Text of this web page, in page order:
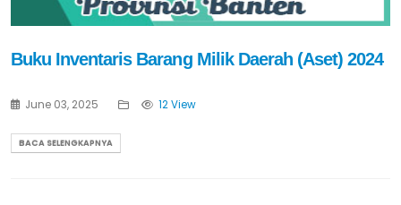
Buku Inventaris Barang Milik Daerah (Aset) 2024
June 03, 2025 12 View
BACA SELENGKAPNYA